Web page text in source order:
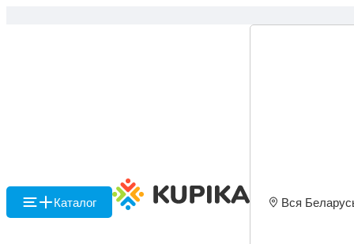
Каталог Вся